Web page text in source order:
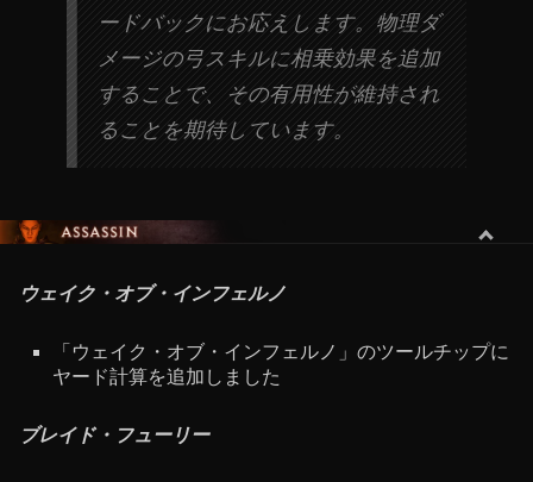
ードバックにお応えします。物理ダ
メージの弓スキルに相乗効果を追加
することで、その有用性が維持され
ることを期待しています。
アサシン
ウェイク・オブ・インフェルノ
「ウェイク・オブ・インフェルノ」のツールチップに
ヤード計算を追加しました
ブレイド・フューリー